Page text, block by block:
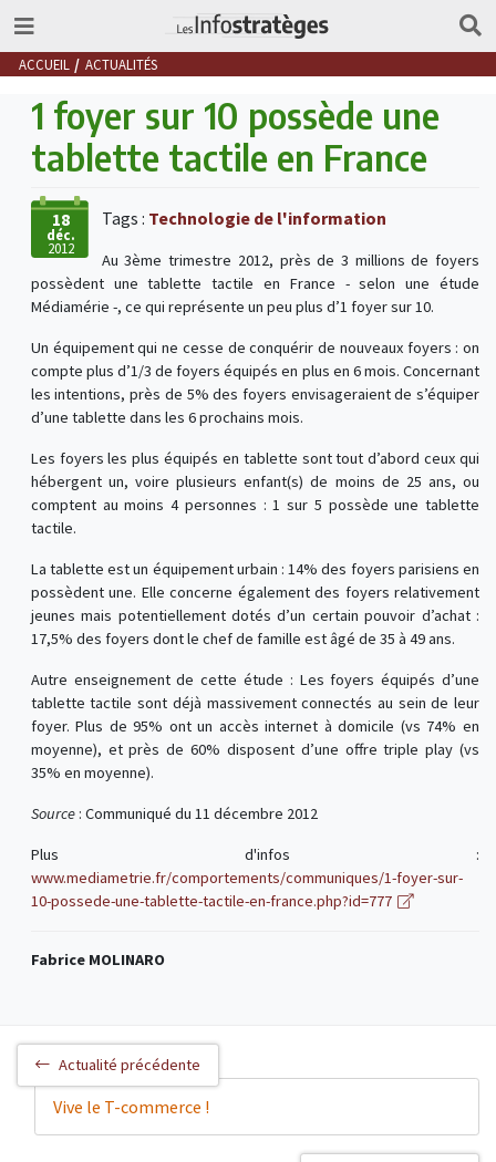
ACCUEIL ACTUALITÉS
1 foyer sur 10 possède une
tablette tactile en France
18
déc.
2012
Tags : Technologie de l'information
Au 3ème trimestre 2012, près de 3 millions de foyers
possèdent une tablette tactile en France - selon une étude
Médiamérie -, ce qui représente un peu plus d’1 foyer sur 10.
Un équipement qui ne cesse de conquérir de nouveaux foyers : on
compte plus d’1/3 de foyers équipés en plus en 6 mois. Concernant
les intentions, près de 5% des foyers envisageraient de s’équiper
d’une tablette dans les 6 prochains mois.
Les foyers les plus équipés en tablette sont tout d’abord ceux qui
hébergent un, voire plusieurs enfant(s) de moins de 25 ans, ou
comptent au moins 4 personnes : 1 sur 5 possède une tablette
tactile.
La tablette est un équipement urbain : 14% des foyers parisiens en
possèdent une. Elle concerne également des foyers relativement
jeunes mais potentiellement dotés d’un certain pouvoir d’achat :
17,5% des foyers dont le chef de famille est âgé de 35 à 49 ans.
Autre enseignement de cette étude : Les foyers équipés d’une
tablette tactile sont déjà massivement connectés au sein de leur
foyer. Plus de 95% ont un accès internet à domicile (vs 74% en
moyenne), et près de 60% disposent d’une offre triple play (vs
35% en moyenne).
Source: Communiqué du 11 décembre 2012
Plus d'infos :
www.mediametrie.fr/comportements/communiques/1-foyer-sur-
10-possede-une-tablette-tactile-en-france.php?id=777
Fabrice MOLINARO
Actualité précédente
Vive le T-commerce !